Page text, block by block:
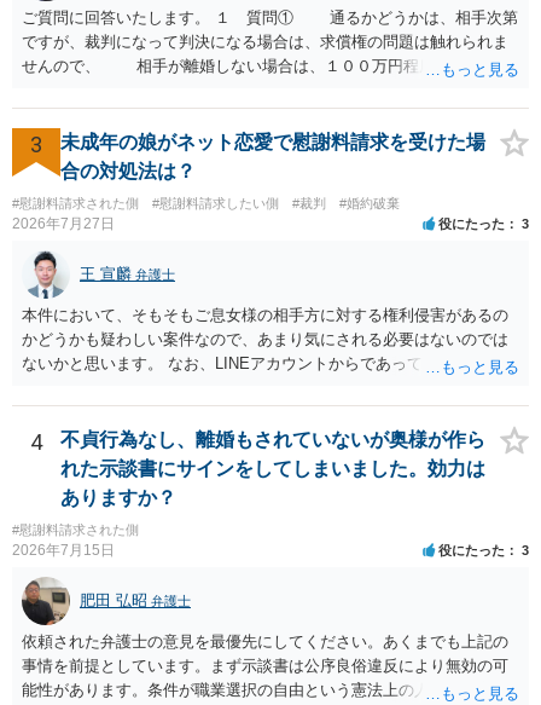
取る正当な権利がないのに利益を取得した）として返還請求されてい
るものかと推察しますので、 貸金返還ではないかと存じます。 ④ 私
は現在、収入も不安定で貯金もなくリボ払い借金が既に約100万あり。
今年に再婚したが主人はお金に厳しい為、一括で220万円を支払う事は
困難 仮に裁判で敗訴した場合でも、分割払いになる可能性はあります
か。 ⇒判決となり敗訴してしまった場合は、強制執行により不動産等
の財産を差し押さえられ、そこから債権回収が図られることになりま
すが、 和解であれば柔軟な解決が可能ですので、その場合は分割払
いにより支払うことも十分可能です。 ⑤ このような事情であれば、私
は120万円のみ和解交渉を続けるべきでしょうか。 ⇒ご相談者様の認
識を前提にすれば、１００万円も含めて返済する必要はないと考えら
れるため、 120万円のみについて交渉を続けることがベターかと存じ
ます。
ご質問に回答いたします。 １ 質問① 通るかどうかは、相手次第
ですが、裁判になって判決になる場合は、求償権の問題は触れられま
せんので、 相手が離婚しない場合は、１００万円程度となる可能
するデメリットはありますから（経済的、時間的、精神的負担等）、
反対にご自身が、裁判も辞さずという姿勢を示すことで、プラス
に働く可能性は有り得ます。 交渉で解決する多くの場合は、相手
が弁護士に依頼しているケースで、５０万円以下で合意できる場合は
稀であると思います。 通常は、６０万円から８０万円程度になる
ことが多いというのが私の印象です。 ２ 質問② ご記載の内容が
減額を進めるうえでの交渉材料かと思います。 なお、ご自身が離
婚しないことは、交渉材料にはならないかと思いますので、ご注意く
ださい。 また、相手夫婦の婚姻関係が既に破綻していたことや、
相手女性が結婚しているとは知らなかったと主張することもあります
が、 ケースバイケースですので、ご自身の場合にそれらの主張が
できるかはよくお考え下さい。 ３ 質問③ 違約金を５０万円とす
る旨の交渉をすることが妥当かどうかという基準はありません。
公序良俗に反するような金額では、その条項自体が無効になり得ます
が、 ２００万円でも、５０万円でも、公序良俗に反するほど高額
とはいえないと考えますので、 結局は、妥当かどうかというより
も、ご自身が納得できるかどうかという基準でお考えいただくといい
と思います。 そのうえで、合意できるかは、相手も納得できるか
否かにかかってはきますが。 ４ 質問④ ご記載の内容からは判断
できないのですが、 清算条項を記載しないで合意することはリス
クがありますので、むしろ、原則としては、清算条項を記載するべき
であるとお考えいただくといいです。 ご質問に対する回答は以上で
すが、可能であれば、ご依頼になるかは別として、お近くの弁護士に
直接相談されて、 今後の対応についてアドバイス等を求めることを
お勧めいたします。 ご参考にしていただければ幸いです。
3
未成年の娘がネット恋愛で慰謝料請求を受けた場
合の対処法は？
#慰謝料請求された側 #慰謝料請求したい側 #裁判 #婚約破棄
2026年7月27日 役にたった 3
王 宣麟 弁護士
本件において、そもそもご息女様の相手方に対する権利侵害があるの
かどうかも疑わしい案件なので、あまり気にされる必要はないのでは
ないかと思います。 なお、LINEアカウントからであっても、そこに紐
るパターンはありえるものの、本件のような精神的損害が発生したと
明確にいえないような案件において開示がなされる可能性も低いので
はないかと推察します。
4
不貞行為なし、離婚もされていないが奥様が作ら
れた示談書にサインをしてしまいました。効力は
ありますか？
#慰謝料請求された側
2026年7月15日 役にたった 3
肥田 弘昭 弁護士
依頼された弁護士の意見を最優先にしてください。あくまでも上記の
事情を前提としています。まず示談書は公序良俗違反により無効の可
能性があります。条件が職業選択の自由という憲法上の人権を侵害し